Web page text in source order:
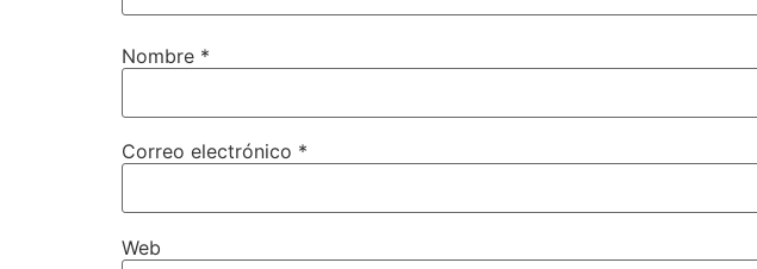
Nombre *
Correo electrónico *
Web